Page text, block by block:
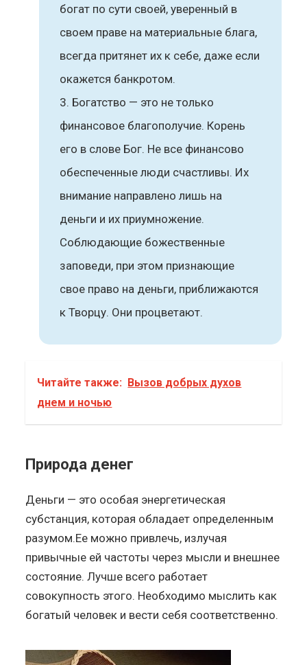
богат по сути своей, уверенный в
своем праве на материальные блага,
всегда притянет их к себе, даже если
окажется банкротом.
Богатство — это не только
финансовое благополучие. Корень
его в слове Бог. Не все финансово
обеспеченные люди счастливы. Их
внимание направлено лишь на
деньги и их приумножение.
Соблюдающие божественные
заповеди, при этом признающие
свое право на деньги, приближаются
к Творцу. Они процветают.
Читайте также: Вызов добрых духов
днем и ночью
Природа денег
Деньги — это особая энергетическая
субстанция, которая обладает определенным
разумом.Ее можно привлечь, излучая
привычные ей частоты через мысли и внешнее
состояние. Лучше всего работает
совокупность этого. Необходимо мыслить как
богатый человек и вести себя соответственно.